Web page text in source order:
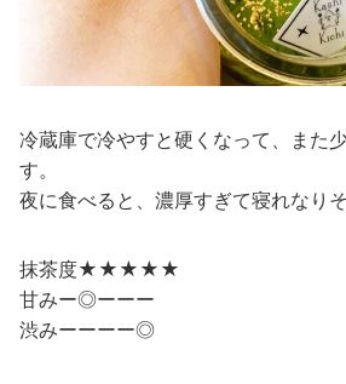
冷蔵庫で冷やすと硬くなって、また
す。
夜に食べると、濃厚すぎて寝れなり
抹茶度★★★★★
甘みー◎ーーー
渋みーーーー◎